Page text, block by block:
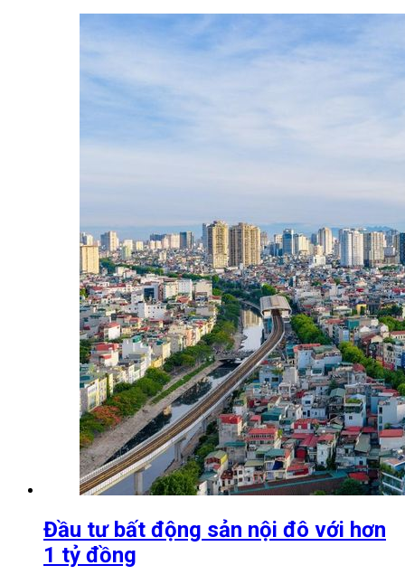
Đầu tư bất động sản nội đô với hơn
1 tỷ đồng